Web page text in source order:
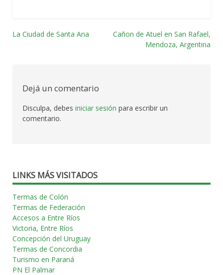
entradas
La Ciudad de Santa Ana
Cañon de Atuel en San Rafael,
Mendoza, Argentina
Dejá un comentario
Disculpa, debes iniciar sesión para escribir un
comentario.
LINKS MÁS VISITADOS
Termas de Colón
Termas de Federación
Accesos a Entre Ríos
Victoria, Entre Ríos
Concepción del Uruguay
Termas de Concordia
Turismo en Paraná
PN El Palmar